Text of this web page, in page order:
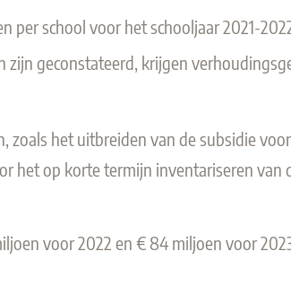
per school voor het schooljaar 2021-
geconstateerd, krijgen
het uitbreiden van de subsidie
het op korte termijn inventariseren
voor 2022 en € 84 miljoen voor